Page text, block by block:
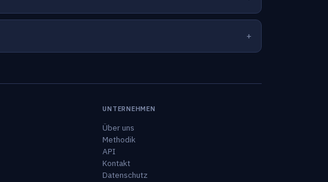
UNTERNEHMEN
Über uns
Methodik
API
Kontakt
Datenschutz